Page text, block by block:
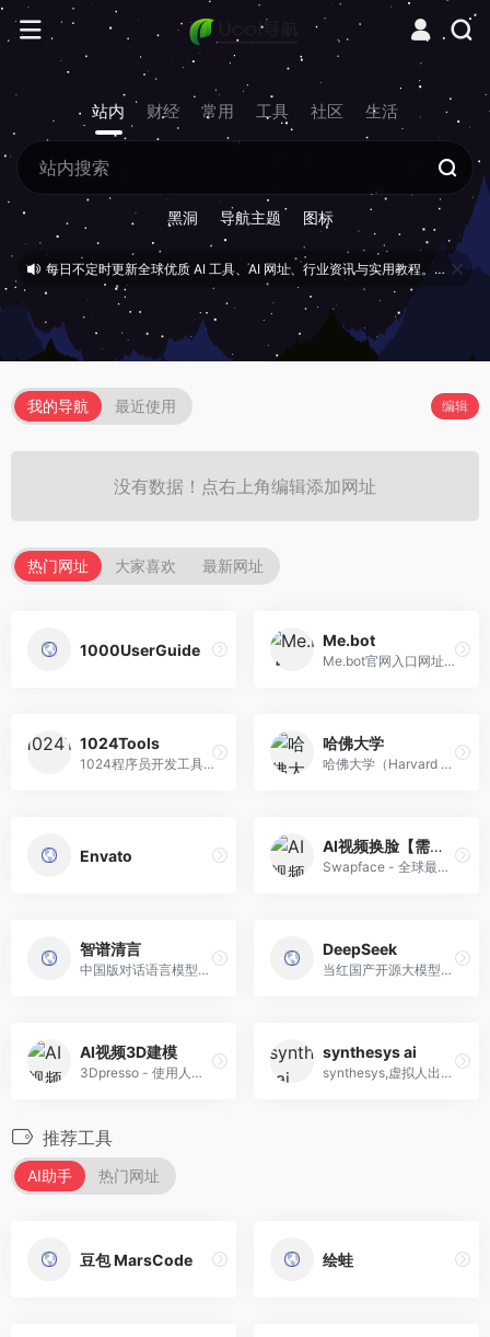
站内 财经 常用 工具 社区 生活
黑洞 导航主题 图标
每日不定时更新全球优质 AI 工具、AI 网址、行业资讯与实用教程。 (02/13)
我的导航 最近使用 编辑
没有数据！点右上角编辑添加网址
热门网址 大家喜欢 最新网址
1000UserGuide
Me.bot
Me.bot官网入口网址，Me.bot...
1024Tools
1024程序员开发工具箱 - 1024...
哈佛大学
哈佛大学（Harvard Universit...
Envato
AI视频换脸【需安装】
Swapface - 全球最好用的AI智...
智谱清言
中国版对话语言模型，与GLM大模型进行对话。
DeepSeek
当红国产开源大模型DeepSeek
AI视频3D建模
3Dpresso - 使用人工智能进行...
synthesys ai
synthesys,虚拟人出镜讲解,AI...
推荐工具
AI助手 热门网址
豆包 MarsCode 绘蛙